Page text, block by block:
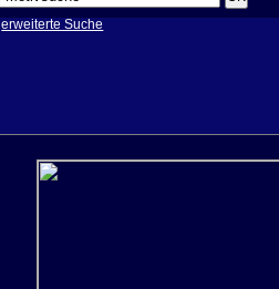
erweiterte Suche